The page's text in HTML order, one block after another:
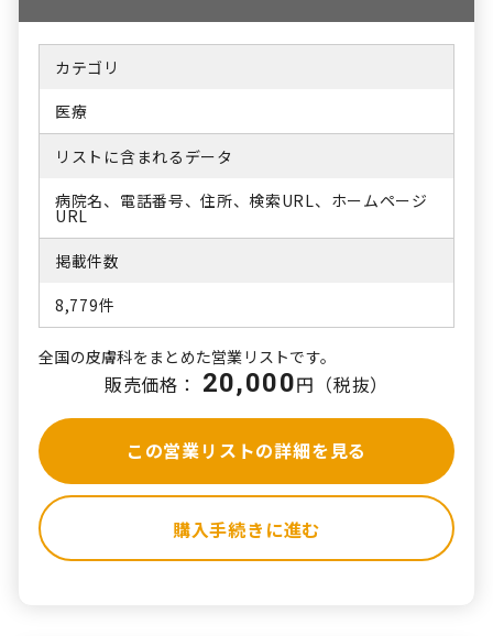
カテゴリ
医療
リストに含まれるデータ
病院名、電話番号、住所、検索URL、ホームページ
URL
掲載件数
8,779件
全国の皮膚科をまとめた営業リストです。
販売価格： 20,000円（税抜）
この営業リストの詳細を見る
購入手続きに進む